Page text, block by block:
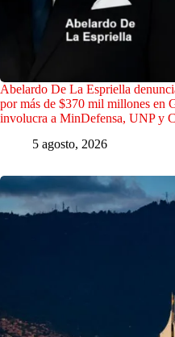
Abelardo De La Espriella
por más de $370 mil millones en
involucra a MinDefensa, UNP y
5 agosto, 2026